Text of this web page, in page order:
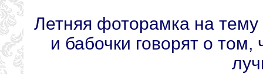
Летняя фоторамка на
и бабочки говорят о